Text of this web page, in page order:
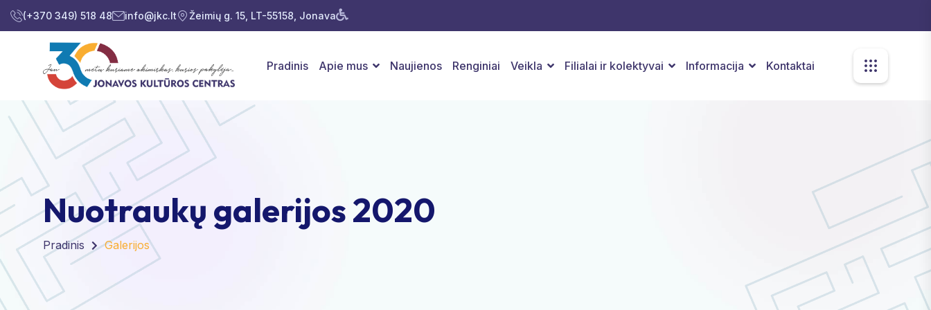
(+370 349) 518 48 info@jkc.lt Žeimių g. 15, LT-55158, Jonava
Pradinis Apie mus Naujienos Renginiai Veikla Filialai ir kolektyvai Informacija Kontaktai
Nuotraukų galerijos 2020
Pradinis Galerijos